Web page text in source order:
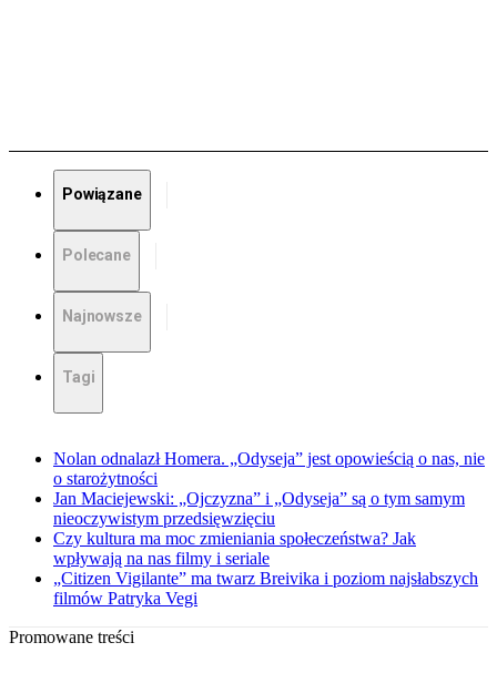
Powiązane
Polecane
Najnowsze
Tagi
Nolan odnalazł Homera. „Odyseja” jest opowieścią o nas, nie
o starożytności
Jan Maciejewski: „Ojczyzna” i „Odyseja” są o tym samym
nieoczywistym przedsięwzięciu
Czy kultura ma moc zmieniania społeczeństwa? Jak
wpływają na nas filmy i seriale
„Citizen Vigilante” ma twarz Breivika i poziom najsłabszych
filmów Patryka Vegi
Promowane treści